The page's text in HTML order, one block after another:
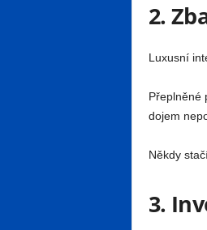
2.
Luxusní
Přeplněné
dojem
Někdy
3.